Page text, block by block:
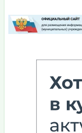
Изображение